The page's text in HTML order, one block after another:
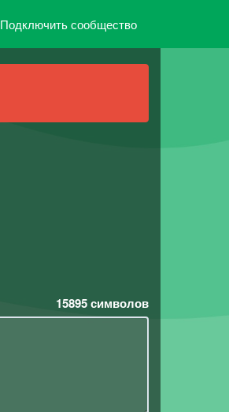
Подключить сообщество
15895символов